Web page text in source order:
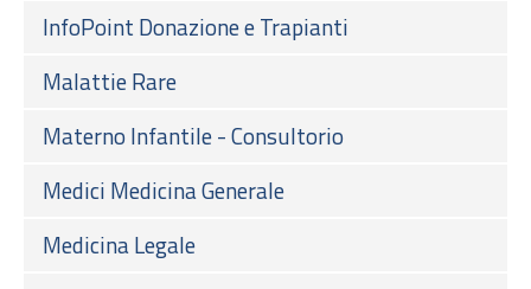
InfoPoint Donazione e Trapianti
Malattie Rare
Materno Infantile - Consultorio
Medici Medicina Generale
Medicina Legale